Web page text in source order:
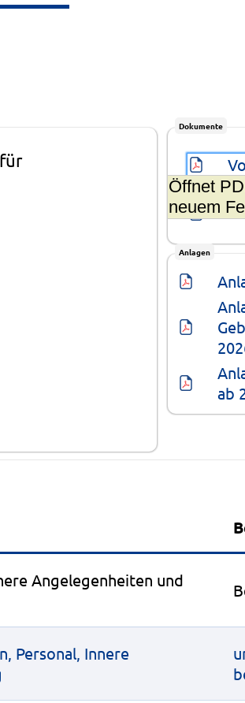
Dokumente
Öffnet
neuem
Anlagen
ab
Angelegenheiten und
Personal, Innere